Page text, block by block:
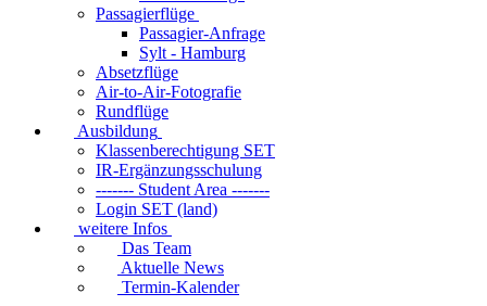
Passagierflüge
Passagier-Anfrage
Sylt - Hamburg
Absetzflüge
Air-to-Air-Fotografie
Rundflüge
Ausbildung
Klassenberechtigung SET
IR-Ergänzungsschulung
------- Student Area -------
Login SET (land)
weitere Infos
Das Team
Aktuelle News
Termin-Kalender